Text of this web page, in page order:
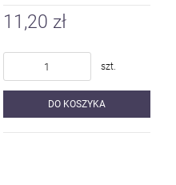
11,20 zł
szt.
DO KOSZYKA